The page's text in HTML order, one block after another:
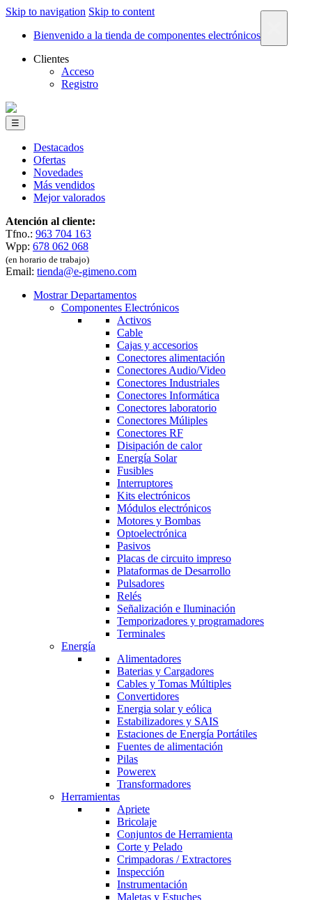
Skip to navigation Skip to content
Bienvenido a la tienda de componentes electrónicos
Clientes
Acceso
Registro
☰
Destacados
Ofertas
Novedades
Más vendidos
Mejor valorados
Atención al cliente:
Tfno.: 963 704 163
Wpp: 678 062 068
(en horario de trabajo)
Email: tienda@e-gimeno.com
Mostrar Departamentos
Componentes Electrónicos
Activos
Cable
Cajas y accesorios
Conectores alimentación
Conectores Audio/Video
Conectores Industriales
Conectores Informática
Conectores laboratorio
Conectores Múliples
Conectores RF
Disipación de calor
Energía Solar
Fusibles
Interruptores
Kits electrónicos
Módulos electrónicos
Motores y Bombas
Optoelectrónica
Pasivos
Placas de circuito impreso
Plataformas de Desarrollo
Pulsadores
Relés
Señalización e Iluminación
Temporizadores y programadores
Terminales
Energía
Alimentadores
Baterias y Cargadores
Cables y Tomas Múltiples
Convertidores
Energia solar y eólica
Estabilizadores y SAIS
Estaciones de Energía Portátiles
Fuentes de alimentación
Pilas
Powerex
Transformadores
Herramientas
Apriete
Bricolaje
Conjuntos de Herramienta
Corte y Pelado
Crimpadoras / Extractores
Inspección
Instrumentación
Maletas y Estuches